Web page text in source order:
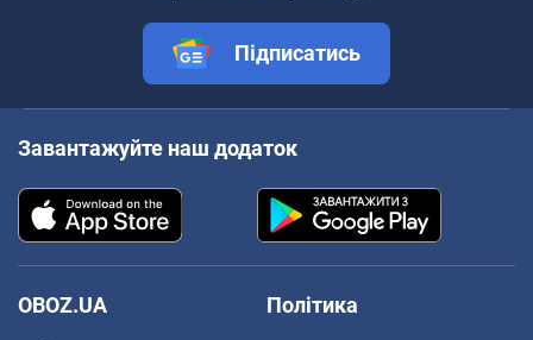
Підписатись
Завантажуйте наш додаток
OBOZ.UA
Політика